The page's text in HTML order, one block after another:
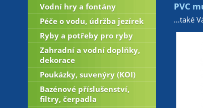
PVC
...také
Vodní hry a fontány
Péče o vodu, údržba jezírek
Ryby a potřeby pro ryby
Zahradní a vodní doplňky,
dekorace
Poukázky, suvenýry (KOI)
Bazénové příslušenství,
filtry, čerpadla